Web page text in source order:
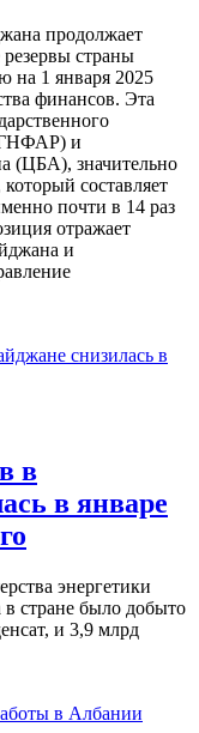
продолжает
страны
на 1 января 2025
финансов. Эта
и
(ЦБА), значительно
составляет
почти в 14 раз
отражает
и
в
в январе
энергетики
в стране было добыто
и 3,9 млрд